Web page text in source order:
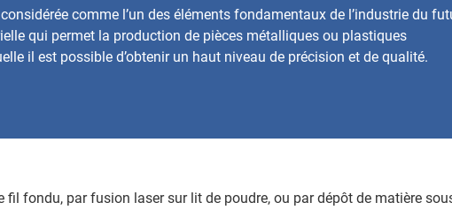
comme l’un des éléments fondamentaux de l’industrie du
qui permet la production de pièces métalliques ou plastiques
il est possible d’obtenir un haut niveau de précision et de qualité.
fil fondu, par fusion laser sur lit de poudre, ou par dépôt de matière